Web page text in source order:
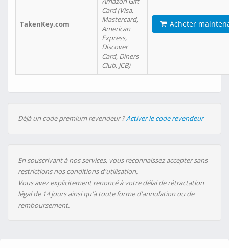
TakenKey.com
Card (Visa,
Mastercard,
American
Express,
Discover
Card, Diners
Club, JCB)
Acheter
Déjà un code premium revendeur ?Activer le code revendeur
En souscrivant à nos services, vous reconnaissez accepter sans
restrictions nos conditions d'utilisation.
Vous avez explicitement renoncé à votre délai de rétractation
légal de 14 jours ainsi qu'à toute forme d'annulation ou de
remboursement.